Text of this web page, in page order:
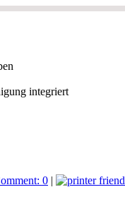
integriert
0 |